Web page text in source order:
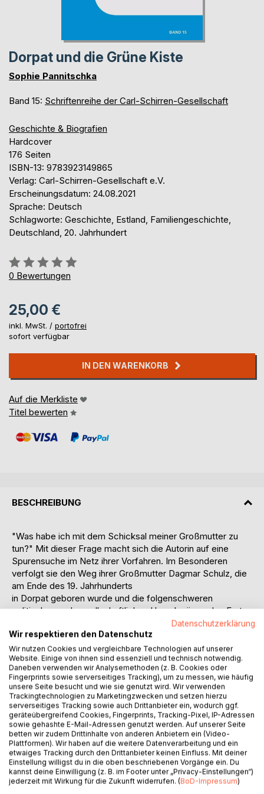
Dorpat und die Grüne Kiste
Sophie Pannitschka
Band 15: Schriftenreihe der Carl-Schirren-Gesellschaft
Geschichte & Biografien
Hardcover
176 Seiten
ISBN-13: 9783923149865
Verlag: Carl-Schirren-Gesellschaft e.V.
Erscheinungsdatum: 24.08.2021
Sprache: Deutsch
Schlagworte: Geschichte, Estland, Familiengeschichte,
Deutschland, 20. Jahrhundert
Bewertung::
0%
0 Bewertungen
25,00 €
inkl. MwSt. / portofrei
sofort verfügbar
IN DEN WARENKORB
Auf die Merkliste
Titel bewerten
BESCHREIBUNG
"Was habe ich mit dem Schicksal meiner Großmutter zu
tun?" Mit dieser Frage macht sich die Autorin auf eine
Spurensuche im Netz ihrer Vorfahren. Im Besonderen
verfolgt sie den Weg ihrer Großmutter Dagmar Schulz, die
am Ende des 19. Jahrhunderts
in Dorpat geboren wurde und die folgenschweren
politischen und gesellschaftlichen Umschwünge des Ersten
und Zweiten Weltkriegs durchlebt hat, bis sie 1947 in
Stuttgart ein neues Leben begann. Knapp zwei Dekaden
später wird die Autorin als "Kriegsenkelin" dort geboren
und beginnt im Erwachsenenalter zu ahnen, was ihre
Identität mit der Geschichte ihrer Familie aus dem Baltikum
zu tun hat.
Ihre Familie mütterlicherseits kommt aus Dorpat/Tartu in
Estland und hat dort Mitte des 19. Jahrhunderts eines der
ersten bedeutenden Fotoateliers eröffnet (Carl Schulz).
Über drei Generationen und im Zeitraum von fast
einhundert Jahren hat die deutschbaltische Familie im Land
der Singenden Revolution Spuren hinterlassen.
Da ihre Großmutter nicht mehr lebt, ist die Autorin für ihre
Recherche auf die Aufzeichnungen, Unterlagen und Fotos
Datenschutzerklärung
Wir respektieren den Datenschutz
Wir nutzen Cookies und vergleichbare Technologien auf unserer
Website. Einige von ihnen sind essenziell und technisch notwendig.
Daneben verwenden wir Analysemethoden (z. B. Cookies oder
Fingerprints sowie serverseitiges Tracking), um zu messen, wie häufig
unsere Seite besucht und wie sie genutzt wird. Wir verwenden
Trackingtechnologien zu Marketingzwecken und setzen hierzu
serverseitiges Tracking sowie auch Drittanbieter ein, wodurch ggf.
geräteübergreifend Cookies, Fingerprints, Tracking-Pixel, IP-Adressen
sowie gehashte E-Mail-Adressen genutzt werden. Auf unserer Seite
betten wir zudem Drittinhalte von anderen Anbietern ein (Video-
Plattformen). Wir haben auf die weitere Datenverarbeitung und ein
etwaiges Tracking durch den Drittanbieter keinen Einfluss. Mit deiner
Einstellung willigst du in die oben beschriebenen Vorgänge ein. Du
kannst deine Einwilligung (z. B. im Footer unter „Privacy-Einstellungen“)
jederzeit mit Wirkung für die Zukunft widerrufen. (BoD-Impressum)